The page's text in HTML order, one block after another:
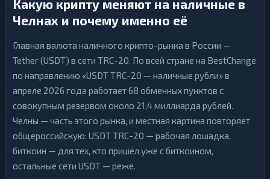
Какую крипту меняют на наличные в
Челнах и почему именно её
Главная валюта наличного крипто-рынка в России —
Tether (USDT) в сети TRC-20. По всей стране на BestChange
по направлению «USDT TRC-20 — наличные рубли» в
апреле 2026 года работает 68 обменных пунктов с
совокупным резервом около 21,4 миллиарда рублей.
Челны — часть этого рынка, и местная картина повторяет
общероссийскую: USDT TRC-20 — рабочая лошадка,
биткоин — для тех, кто пришёл уже с биткоином,
остальные сети USDT — реже.